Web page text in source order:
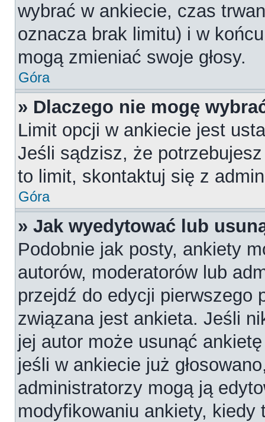
wybrać w ankiecie, czas
oznacza brak limitu) i w
mogą zmieniać swoje głosy.
Góra
» Dlaczego nie mogę
Limit opcji w ankiecie jest
Jeśli sądzisz, że
to limit, skontaktuj się z
Góra
» Jak wyedytować lub
Podobnie jak posty, ankiety
autorów, moderatorów lub
przejdź do edycji pierwszego
związana jest ankieta. Jeśli
jej autor może usunąć
jeśli w ankiecie już
administratorzy mogą ją
modyfikowaniu ankiety, kiedy